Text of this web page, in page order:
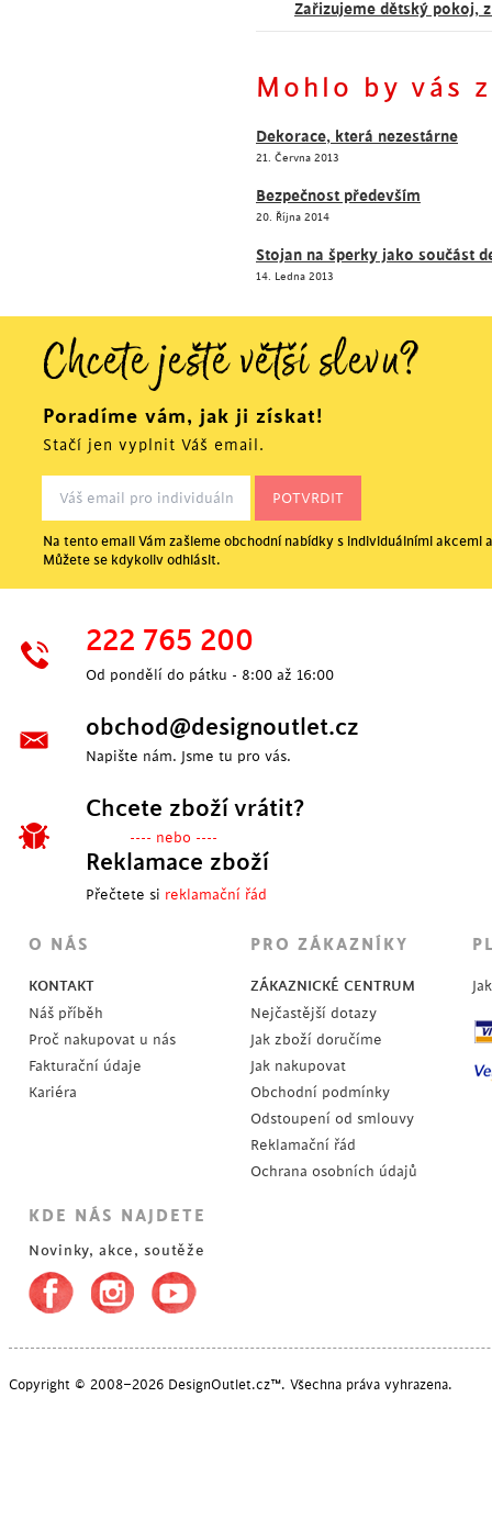
Zařizujeme dětský pokoj,
Mohlo by vás
Dekorace, která nezestárne
21. Června 2013
Bezpečnost především
20. Října 2014
Stojan na šperky jako součást
14. Ledna 2013
Chcete ještě větší slevu?
Poradíme vám, jak ji získat!
Stačí jen vyplnit Váš email.
Na tento email Vám zašleme obchodní nabídky s individuálními akcemi
Můžete se kdykoliv odhlásit.
222 765 200
Od pondělí do pátku - 8:00 až 16:00
obchod@designoutlet.cz
Napište nám. Jsme tu pro vás.
Chcete zboží vrátit?
---- nebo ----
Reklamace zboží
Přečtete si reklamační řád
O NÁS
KONTAKT
Náš příběh
Proč nakupovat u nás
Fakturační údaje
Kariéra
PRO ZÁKAZNÍKY
ZÁKAZNICKÉ CENTRUM
Nejčastější dotazy
Jak zboží doručíme
Jak nakupovat
Obchodní podmínky
Odstoupení od smlouvy
Reklamační řád
Ochrana osobních údajů
KDE NÁS NAJDETE
Novinky, akce, soutěže
Copyright © 2008–2026 DesignOutlet.cz™. Všechna práva vyhrazena.